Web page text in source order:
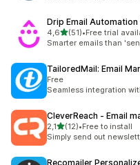
Drip Email Automation
4,6de 5 estrelas
(51)
51 total de avaliações
•Free trial
Smarter emails than
TailoredMail: Email
Free
Seamless integration
CleverReach ‑ Email
2,1de 5 estrelas
(12)
12 total de avaliações
•Free to install
Simply send out
Recomailer